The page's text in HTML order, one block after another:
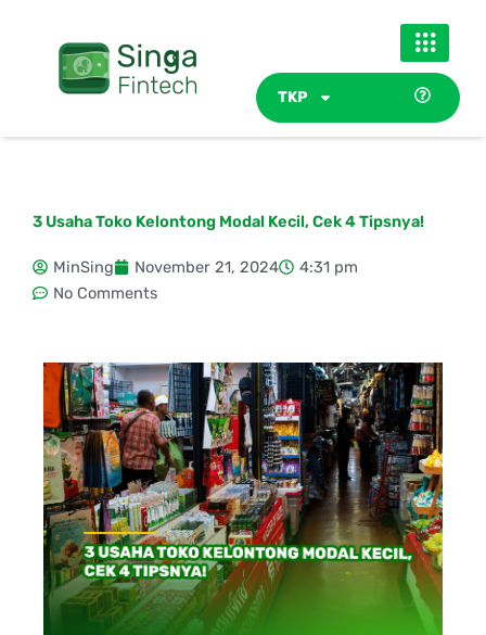
TKP
3 Usaha Toko Kelontong Modal Kecil, Cek 4 Tipsnya!
MinSing November 21, 2024
4:31 pm
No Comments